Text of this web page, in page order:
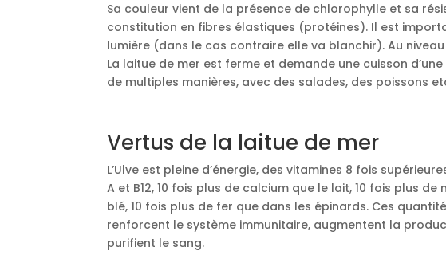
Sa couleur vient de la présence de chlorophylle et sa
constitution en fibres élastiques (protéines). Il est
lumière (dans le cas contraire elle va blanchir). Au
La laitue de mer est ferme et demande une cuisson
de multiples manières, avec des salades, des poissons
Vertus de la laitue de mer
L’Ulve est pleine d’énergie, des vitamines 8 fois
A et B12, 10 fois plus de calcium que le lait, 10 fois plus
blé, 10 fois plus de fer que dans les épinards. Ces
renforcent le système immunitaire, augmentent la
purifient le sang.